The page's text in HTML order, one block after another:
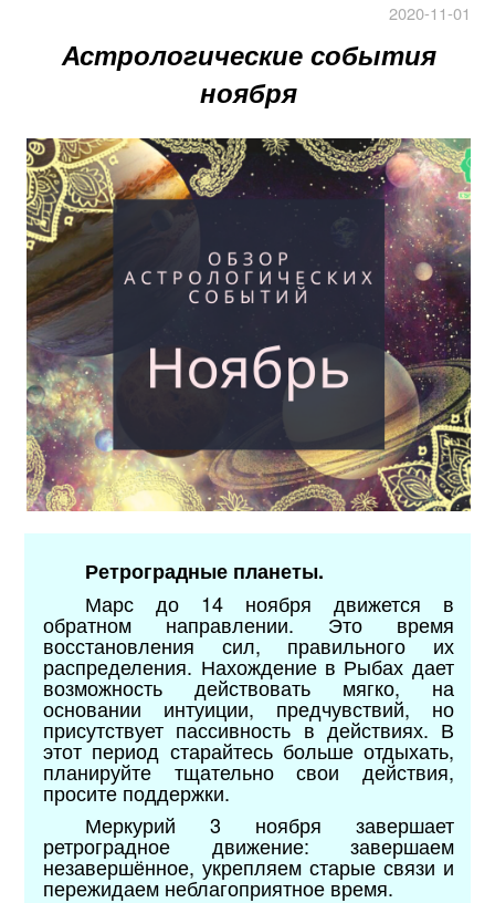
2020-11-01
Астрологические события
ноября
Ретроградные планеты.
Марс до 14 ноября движется в
обратном направлении. Это время
восстановления сил, правильного их
распределения. Нахождение в Рыбах дает
возможность действовать мягко, на
основании интуиции, предчувствий, но
присутствует пассивность в действиях. В
этот период старайтесь больше отдыхать,
планируйте тщательно свои действия,
просите поддержки.
Меркурий 3 ноября завершает
ретроградное движение: завершаем
незавершённое, укрепляем старые связи и
пережидаем неблагоприятное время.